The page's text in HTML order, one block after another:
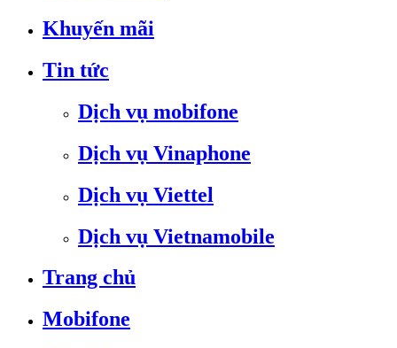
Khuyến mãi
Tin tức
Dịch vụ mobifone
Dịch vụ Vinaphone
Dịch vụ Viettel
Dịch vụ Vietnamobile
Trang chủ
Mobifone